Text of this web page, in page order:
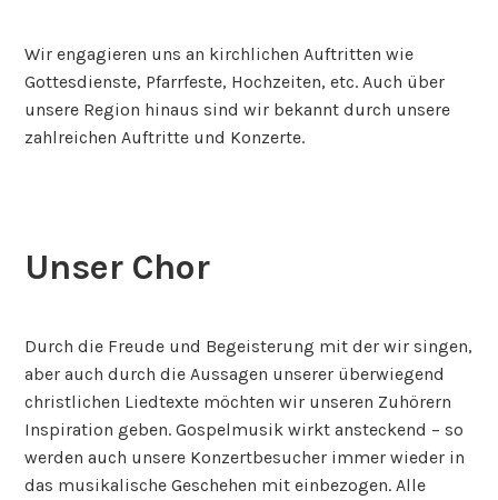
2019
Wir engagieren uns an kirchlichen Auftritten wie
Gottesdienste, Pfarrfeste, Hochzeiten, etc. Auch über
unsere Region hinaus sind wir bekannt durch unsere
zahlreichen Auftritte und Konzerte.
Unser Chor
2019
Durch die Freude und Begeisterung mit der wir singen,
aber auch durch die Aussagen unserer überwiegend
christlichen Liedtexte möchten wir unseren Zuhörern
Inspiration geben. Gospelmusik wirkt ansteckend – so
werden auch unsere Konzertbesucher immer wieder in
das musikalische Geschehen mit einbezogen. Alle